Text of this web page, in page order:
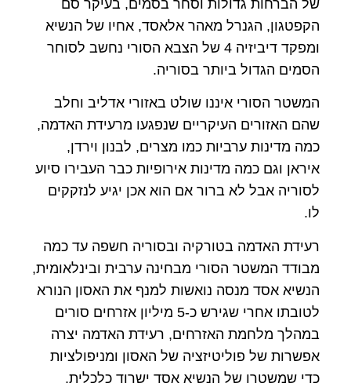
של הברחות גדולות וסחר בסמים, בעיקר סם
הקפטגון, הגנרל מאהר אלאסד, אחיו של הנשיא
ומפקד דיביזיה 4 של הצבא הסורי נחשב לסוחר
הסמים הגדול ביותר בסוריה.
המשטר הסורי איננו שולט באזורי אדליב וחלב
שהם האזורים העיקריים שנפגעו מרעידת האדמה,
כמה מדינות ערביות כמו מצרים, לבנון וירדן,
איראן וגם כמה מדינות אירופיות כבר העבירו סיוע
לסוריה אבל לא ברור אם הוא אכן יגיע לנזקקים
לו.
רעידת האדמה בטורקיה ובסוריה חשפה עד כמה
מבודד המשטר הסורי מבחינה ערבית ובינלאומית,
הנשיא אסד מנסה נואשות למנף את האסון הנורא
לטובתו אחרי שגירש כ-5 מיליון אזרחים סורים
במהלך מלחמת האזרחים, רעידת האדמה יצרה
אפשרות של פוליטיזציה של האסון ומניפולציות
כדי שמשטרו של הנשיא אסד ישרוד כלכלית.